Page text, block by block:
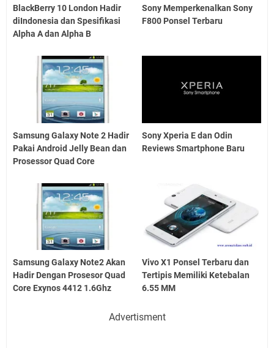
BlackBerry 10 London Hadir
diIndonesia dan Spesifikasi
Alpha A dan Alpha B
Sony Memperkenalkan Sony
F800 Ponsel Terbaru
Samsung Galaxy Note 2 Hadir
Pakai Android Jelly Bean dan
Prosessor Quad Core
Sony Xperia E dan Odin
Reviews Smartphone Baru
Samsung Galaxy Note2 Akan
Hadir Dengan Prosesor Quad
Core Exynos 4412 1.6Ghz
Vivo X1 Ponsel Terbaru dan
Tertipis Memiliki Ketebalan
6.55 MM
Advertisment